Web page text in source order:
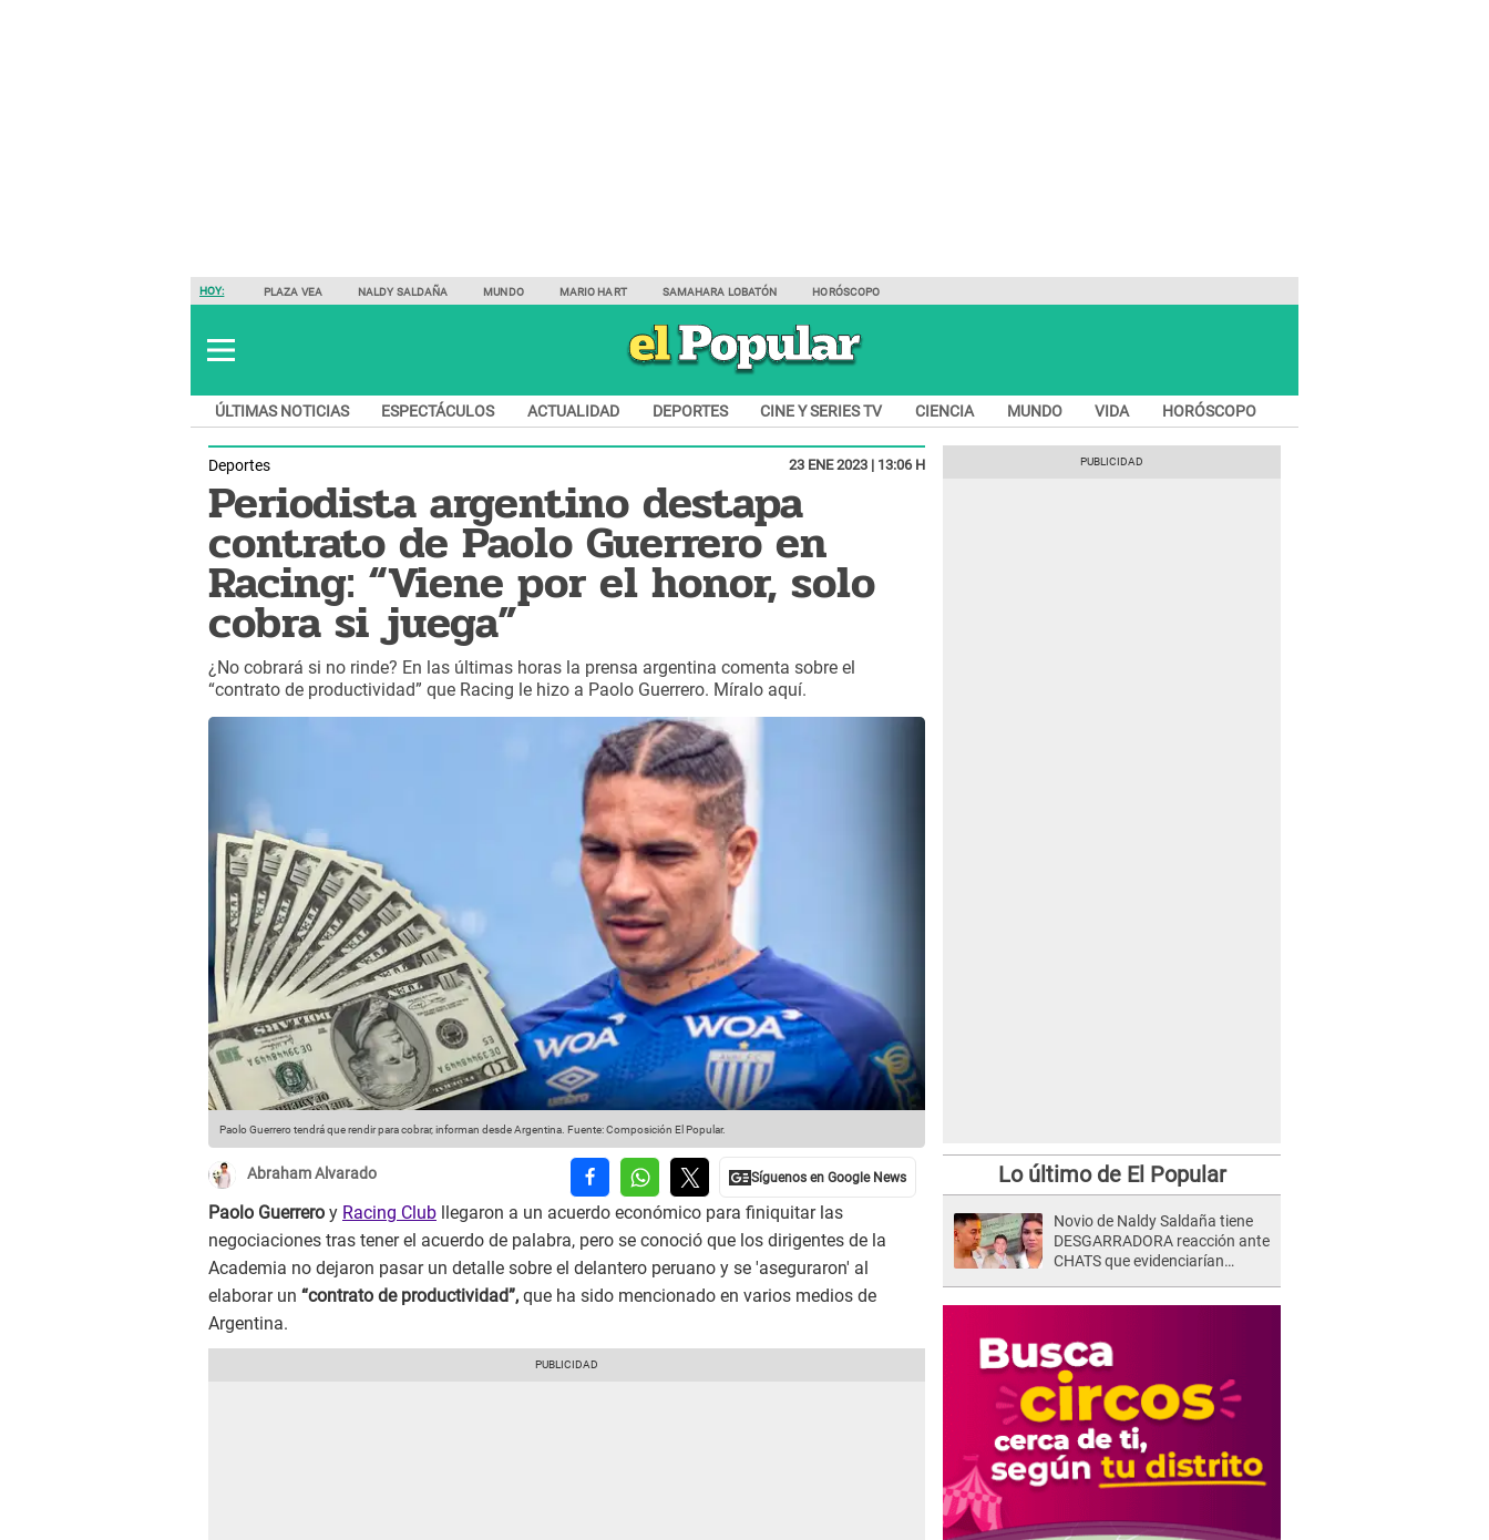
HOY: PLAZA VEA NALDY SALDAÑA MUNDO MARIO HART SAMAHARA LOBATÓN HORÓSCOPO
ÚLTIMAS NOTICIAS ESPECTÁCULOS ACTUALIDAD DEPORTES CINE Y SERIES TV CIENCIA MUNDO VIDA HORÓSCOPO
Deportes 23 ENE 2023 | 13:06 H
Periodista argentino destapa
contrato de Paolo Guerrero en
Racing: “Viene por el honor, solo
cobra si juega”
¿No cobrará si no rinde? En las últimas horas la prensa argentina comenta sobre el
“contrato de productividad” que Racing le hizo a Paolo Guerrero. Míralo aquí.
Paolo Guerrero tendrá que rendir para cobrar, informan desde Argentina. Fuente: Composición El Popular.
Abraham Alvarado
Paolo Guerrero y Racing Club llegaron a un acuerdo económico para finiquitar las
negociaciones tras tener el acuerdo de palabra, pero se conoció que los dirigentes de la
Academia no dejaron pasar un detalle sobre el delantero peruano y se 'aseguraron' al
elaborar un “contrato de productividad”, que ha sido mencionado en varios medios de
Argentina.
Lo último de El Popular
Novio de Naldy Saldaña tiene
DESGARRADORA reacción ante
CHATS que evidenciarían